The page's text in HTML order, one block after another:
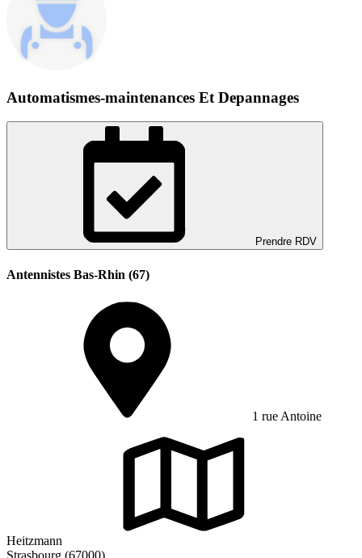
Automatismes-maintenances Et Depannages
Prendre RDV
Antennistes Bas-Rhin (67)
1 rue Antoine
Heitzmann
Strasbourg (67000)